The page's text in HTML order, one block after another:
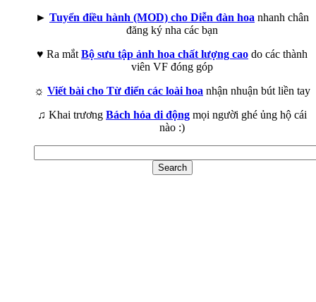
► Tuyển điều hành (MOD) cho Diễn đàn hoa nhanh chân
đăng ký nha các bạn
♥ Ra mắt Bộ sưu tập ảnh hoa chất lượng cao do các thành
viên VF đóng góp
☼ Viết bài cho Từ điển các loài hoa nhận nhuận bút liền tay
♫ Khai trương Bách hóa di động mọi người ghé ủng hộ cái
nào :)